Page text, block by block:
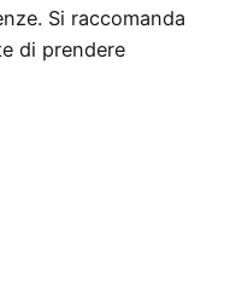
Si raccomanda
di prendere